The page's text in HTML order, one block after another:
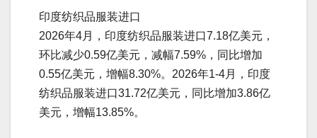
印度纺织品服装进口
2026年4月，印度纺织品服装进口7.18亿美元，
环比减少0.59亿美元，减幅7.59%，同比增加
0.55亿美元，增幅8.30%。2026年1-4月，印度
纺织品服装进口31.72亿美元，同比增加3.86亿
美元，增幅13.85%。